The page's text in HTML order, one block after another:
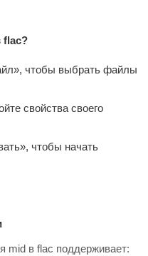
flac?
чтобы выбрать файлы
свойства своего
чтобы начать
mid в flac поддерживает: